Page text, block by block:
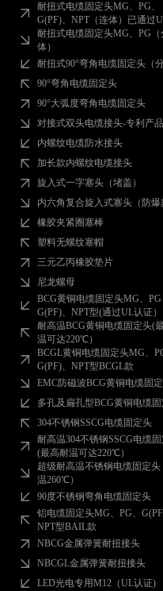
耐扭式电缆固定头MG、PG、
G(PF)、NPT（连体）已通过
耐扭式电缆固定头MG、PG（
体）
耐扭式90°弯角电缆固定头（分
90°弯角电缆固定头
90°大弧度弯角电缆固定头
对接式双头电缆接头-专利产品
内螺纹电缆防水接头
加长款内螺纹电缆接头
旋入式一字塞头（堵盖）
内六角复合旋入式塞头（防爆
橡胶夹紧圈塞棒
塑料无螺纹塞帽
三元乙丙橡胶垫片
尼龙螺母
BCG黄铜电缆固定头MG、PG
G(PF)、NPT型(通过UL认证）
耐高温BCG黄铜电缆固定头(
温可达220℃）
BCGL黄铜电缆固定头MG、
G(PF)、NPT型BCGL款
EMC防磁波BCG黄铜电缆固
多孔及扁孔型BCG黄铜电缆
304不锈钢SSCG电缆固定头
耐高温304不锈钢SSCG电缆
(最高耐温可达220℃）
超级耐高温不锈钢电缆固定头
温260℃）
90度不锈钢弯角电缆固定头
铝电缆固定头MG、PG、G(PF)
NPT型BAIL款
NBCG金属弹簧耐扭接头
NBCGL金属弹簧耐扭接头
LED光电专用M12（UL认证)